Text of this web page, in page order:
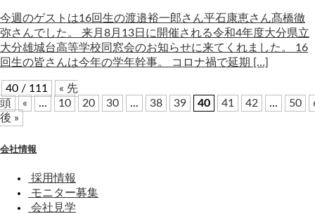
今週のゲストは16回生の渡邉裕一郎さん平石康恵さん髙橋徹
弥さんでした。 来月8月13日に開催される令和4年度大分県立
大分雄城台高等学校同窓会のお知らせに来てくれました。 16
回生の皆さんは今年の学年幹事。 コロナ禍で延期 […]
40 / 111
« 先
頭
« ... 10 20 30 ... 38 39 40 41 42 ... 50
後 »
会社情報
採用情報
モニター募集
会社見学